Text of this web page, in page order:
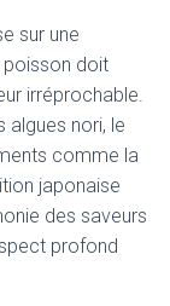
sur une
doit
irréprochable.
algues nori, le
comme la
japonaise
des saveurs
profond